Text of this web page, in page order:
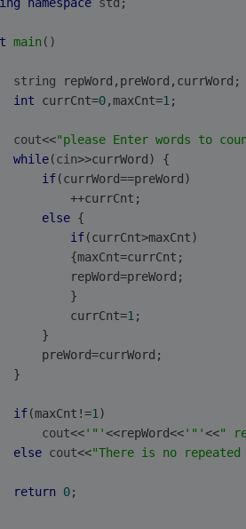
main()
string repWord,preWord,currWord;
int currCnt=0,maxCnt=1 ;
cout<<"please Enter words to
while(cin>>currWord) {
if(currWord==preWord)
			++currCnt;
else {
if(currCnt>maxCnt)
			{maxCnt=currCnt;
			repWord=preWord;
			}
			currCnt=
1 ;
		}
		preWord=currWord;
	}
if(maxCnt!=1 )
cout<<'"'<<repWord<<'"'<<"
else cout<<"There is no repeated
return 0;